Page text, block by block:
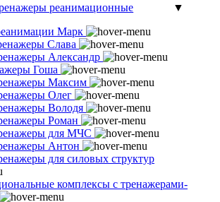
реанимационные
▼
Марк
Слава
Александр
Гоша
Максим
Олег
Володя
Роман
для МЧС
Антон
для силовых структур
комплексы с тренажерами-